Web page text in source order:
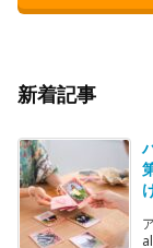
新着記事